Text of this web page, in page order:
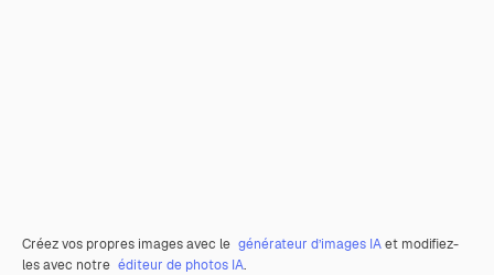
Créez vos propres images avec le générateur d’images IAet modifiez-
les avec notre éditeur de photos IA.